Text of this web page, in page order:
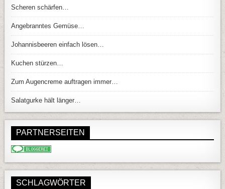
Scheren schärfen…
Angebranntes Gemüse…
Johannisbeeren einfach lösen…
Kuchen stürzen…
Zum Augencreme auftragen immer…
Salatgurke hält länger…
PARTNERSEITEN
SCHLAGWÖRTER